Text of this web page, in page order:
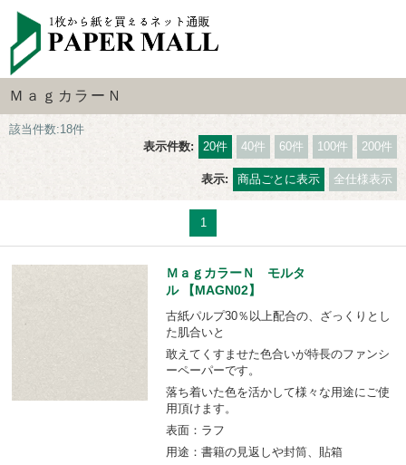
ＭａｇカラーＮ
該当件数:18件
表示件数:
20件 40件 60件 100件 200件
表示: 商品ごとに表示 全仕様表示
1
ＭａｇカラーＮ モルタ
ル 【MAGN02】
古紙パルプ30％以上配合の、ざっくりとし
た肌合いと
敢えてくすませた色合いが特長のファンシ
ーペーパーです。
落ち着いた色を活かして様々な用途にご使
用頂けます。
表面：ラフ
用途：書籍の見返しや封筒、貼箱